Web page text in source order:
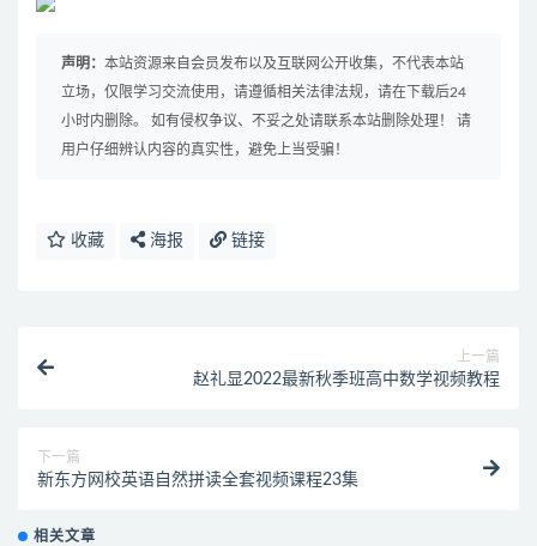
声明： 本站资源来自会员发布以及互联网公开收集，不代表本站
立场，仅限学习交流使用，请遵循相关法律法规，请在下载后24
小时内删除。 如有侵权争议、不妥之处请联系本站删除处理！ 请
用户仔细辨认内容的真实性，避免上当受骗！
收藏 海报 链接
上一篇
赵礼显2022最新秋季班高中数学视频教程
下一篇
新东方网校英语自然拼读全套视频课程23集
相关文章